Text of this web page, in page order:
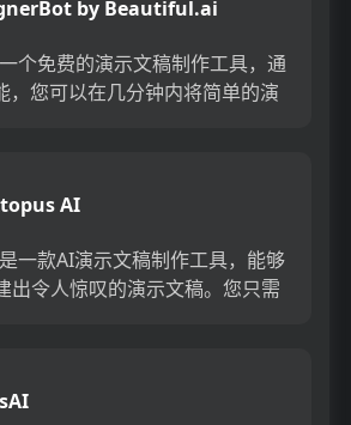
by Beautiful.ai
个免费的演示文稿制作工具，通
，您可以在几分钟内将简单的演
AI
一款AI演示文稿制作工具，能够
出令人惊叹的演示文稿。您只需